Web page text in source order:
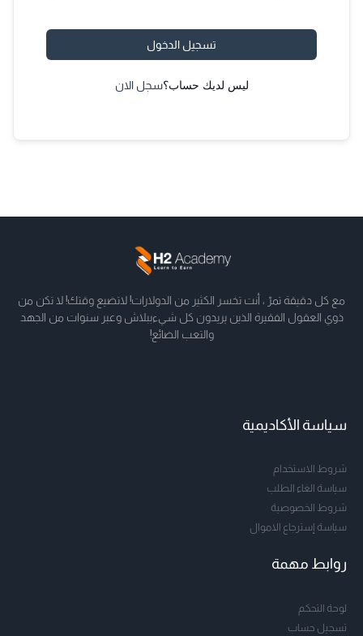
تسجيل الدخول
ليس لديك حساب؟سجل الان
مع كل دقيقة تمرّ ، أنت تخسر الكثير من الدولارات! لاتضيع وقتك! لا تكن من
ذوي العقول الفقيرة الذين يريدون كل شيءببلاش وعبر سنوات من الجهد
والتعب الضائع!
سياسة الأكاديمية
شروط الاستخدام
سياسة الغاء الطلب
شروط الخصوصية
سياسة إسترجاع الاموال
روابط مهمة
لوحة التحكم
تسجيل حساب